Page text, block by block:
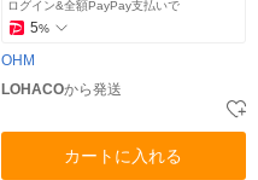
ログイン&全額PayPay支払いで
5%
OHM
LOHACOから発送
カートに入れる